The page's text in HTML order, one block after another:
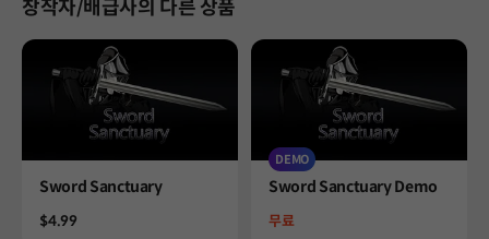
창작자/배급사의 다른 상품
Product
Sword Sanctuary
Price
$4.99
DEMO
Product
Sword Sanctuary Demo
Price
무료